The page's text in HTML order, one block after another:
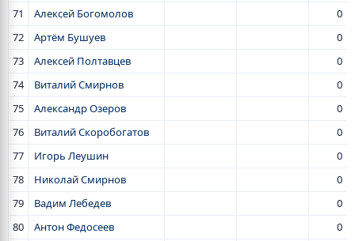
71
Алексей Богомолов
0
72
Артём Бушуев
0
73
Алексей Полтавцев
0
74
Виталий Смирнов
0
75
Александр Озеров
0
76
Виталий Скоробогатов
0
77
Игорь Леушин
0
78
Николай Смирнов
0
79
Вадим Лебедев
0
80
Антон Федосеев
0